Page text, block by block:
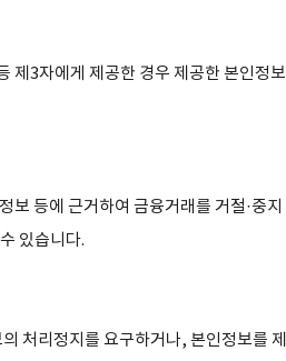
제3자에게 제공한 경우 제공한 본인정보
등에 근거하여 금융거래를 거절·중지
있습니다.
처리정지를 요구하거나, 본인정보를 제